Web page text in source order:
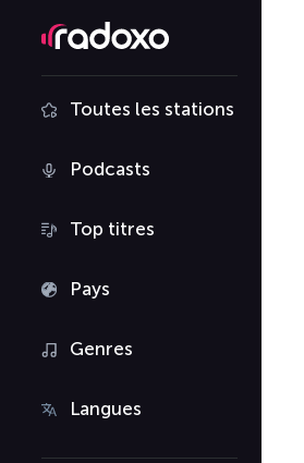
Toutes les stations
Podcasts
Top titres
Pays
Genres
Langues